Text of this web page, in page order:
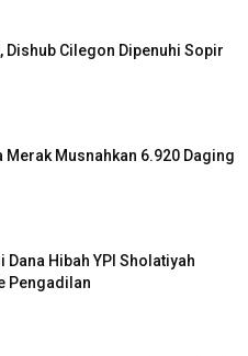
Dishub Cilegon Dipenuhi Sopir
Merak Musnahkan 6.920 Daging
Dana Hibah YPI Sholatiyah
Pengadilan